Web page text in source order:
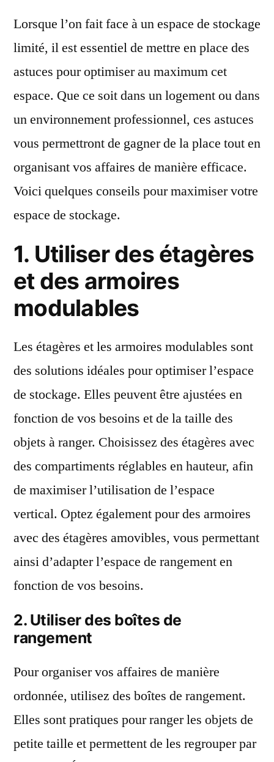
Lorsque l’on fait face à un espace de stockage
limité, il est essentiel de mettre en place des
astuces pour optimiser au maximum cet
espace. Que ce soit dans un logement ou dans
un environnement professionnel, ces astuces
vous permettront de gagner de la place tout en
organisant vos affaires de manière efficace.
Voici quelques conseils pour maximiser votre
espace de stockage.
1. Utiliser des étagères
et des armoires
modulables
Les étagères et les armoires modulables sont
des solutions idéales pour optimiser l’espace
de stockage. Elles peuvent être ajustées en
fonction de vos besoins et de la taille des
objets à ranger. Choisissez des étagères avec
des compartiments réglables en hauteur, afin
de maximiser l’utilisation de l’espace
vertical. Optez également pour des armoires
avec des étagères amovibles, vous permettant
ainsi d’adapter l’espace de rangement en
fonction de vos besoins.
2. Utiliser des boîtes de
rangement
Pour organiser vos affaires de manière
ordonnée, utilisez des boîtes de rangement.
Elles sont pratiques pour ranger les objets de
petite taille et permettent de les regrouper par